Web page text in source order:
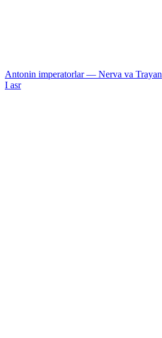
Antonin imperatorlar — Nerva va Trayan
I asr